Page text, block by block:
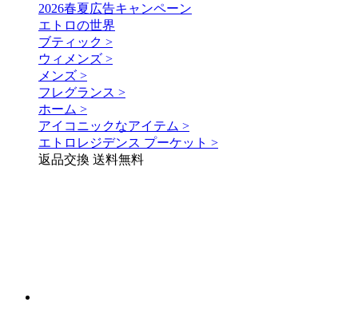
2026春夏広告キャンペーン
エトロの世界
ブティック >
ウィメンズ >
メンズ >
フレグランス >
ホーム >
アイコニックなアイテム >
エトロレジデンス プーケット >
返品交換 送料無料